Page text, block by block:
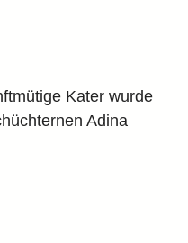
Kater wurde
Adina